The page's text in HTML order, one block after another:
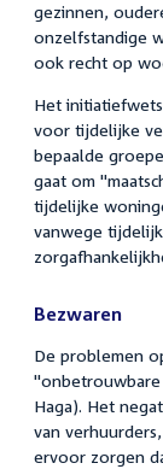
gezinnen,
onzelfstandige
ook recht op
Het
voor tijdelijke
bepaalde
gaat om
tijdelijke
vanwege
Bezwaren
De problemen
"onbetrouwbare
Haga). Het
van
ervoor zorgen